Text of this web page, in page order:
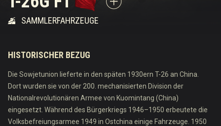
SAMMLERFAHRZEUGE
HISTORISCHER BEZUG
Die Sowjetunion lieferte in den späten 1930ern T-26 an China.
Dort wurden sie von der 200. mechanisierten Division der
Nationalrevolutionären Armee von Kuomintang (China)
eingesetzt. Während des Bürgerkriegs 1946–1950 erbeutete die
Volksbefreiungsarmee 1949 in Ostchina einige Fahrzeuge. 1950